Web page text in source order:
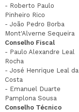
- Roberto Paulo
Pinheiro Rico
- João Pedro Borba
Mont'Alverne Sequeira
Conselho Fiscal
- Paulo Alexandre Leal
Rocha
- José Henrique Leal da
Costa
- Emanuel Duarte
Pamplona Sousa
Conselho Técnico